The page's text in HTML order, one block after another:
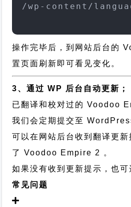
/wp-content/
操作完毕后，到网站后台的
置页面刷新即可看见变化。
3、通过 WP 后台自动更新；
已翻译和校对过的 Voodoo
我们会定期提交至
可以在网站后台收到翻译更
了 Voodoo Empire 2 。
如果没有收到更新提示，也可
常见问题